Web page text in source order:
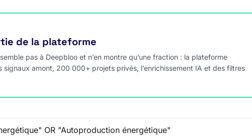
de la plateforme
pas à Deepbloo et n’en montre qu’une fraction : la plateforme
amont, 200 000+ projets privés, l’enrichissement IA et des filtres